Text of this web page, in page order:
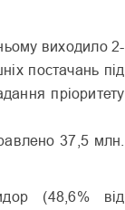
виходило 2-
постачань під
пріоритету
37,5 млн.
(48,6% від